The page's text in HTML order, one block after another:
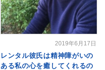
2019年6月17日
レンタル彼氏は精神障がいの
ある私の心を癒してくれるの